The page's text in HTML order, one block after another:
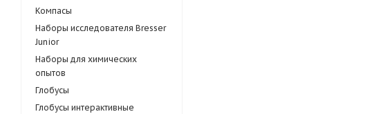
Компасы
Наборы исследователя Bresser
Junior
Наборы для химических
опытов
Глобусы
Глобусы интерактивные